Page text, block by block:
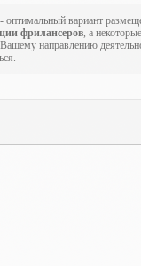
- оптимальный вариант
фрилансеров, а
направлению